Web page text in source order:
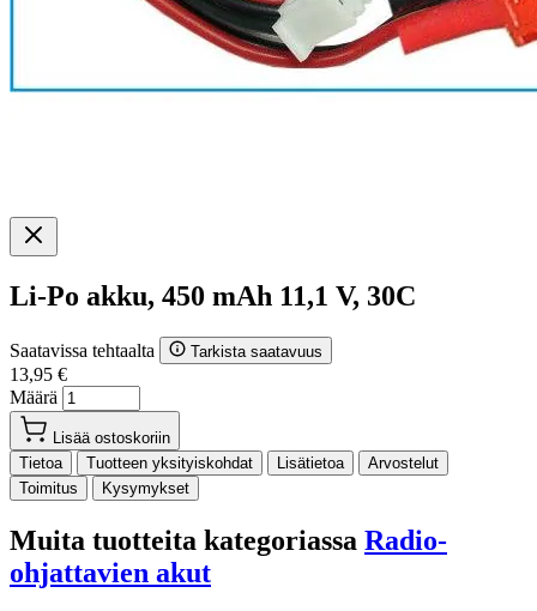
Li-Po akku, 450 mAh 11,1 V, 30C
Saatavissa tehtaalta Tarkista saatavuus
13,95 €
Määrä
Lisää ostoskoriin
Tietoa
Tuotteen yksityiskohdat Lisätietoa
Arvostelut
Toimitus
Kysymykset
Muita tuotteita kategoriassa Radio-
ohjattavien akut